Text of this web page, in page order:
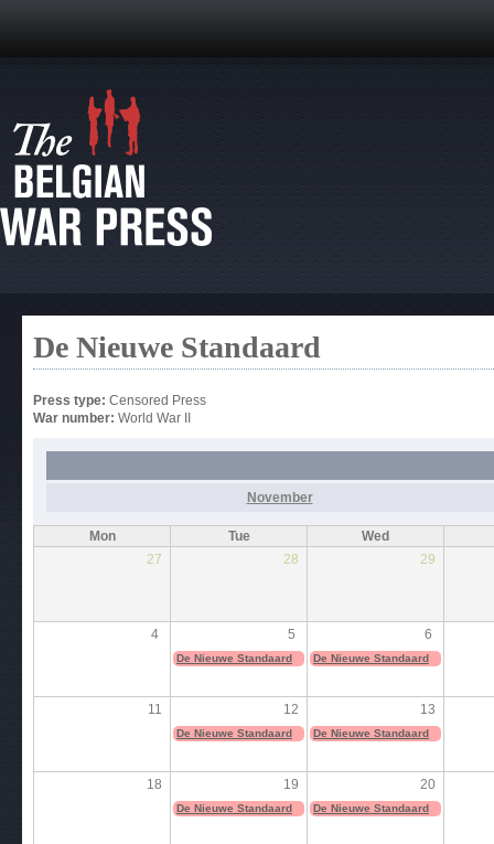
De Nieuwe Standaard
Press type: Censored Press
War number: World War II
November
Mon Tue
Wed
27
28 29
4 5 6
De Nieuwe Standaard De Nieuwe Standaard
11 12 13
De Nieuwe Standaard De Nieuwe Standaard
18 19 20
De Nieuwe Standaard De Nieuwe Standaard